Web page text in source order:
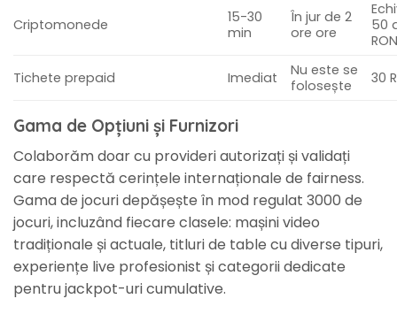
Criptomonede
15-30
min
În jur de 2
ore ore
50
Tichete prepaid Imediat
Nu este se
folosește
30
Gama de Opțiuni și Furnizori
Colaborăm doar cu provideri autorizați și validați
care respectă cerințele internaționale de fairness.
Gama de jocuri depășește în mod regulat 3000 de
jocuri, incluzând fiecare clasele: mașini video
tradiționale și actuale, titluri de table cu diverse tipuri,
experiențe live profesionist și categorii dedicate
pentru jackpot-uri cumulative.